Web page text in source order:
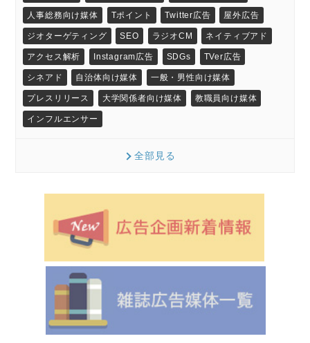
人事総務向け媒体 Tポイント Twitter広告 屋外広告
ジオターゲティング SEO ラジオCM ネイティブアド
アクセス解析 Instagram広告 SDGs TVer広告
シネアド 自治体向け媒体 一般・男性向け媒体
プレスリリース 大学関係者向け媒体 教職員向け媒体
インフルエンサー
全部見る